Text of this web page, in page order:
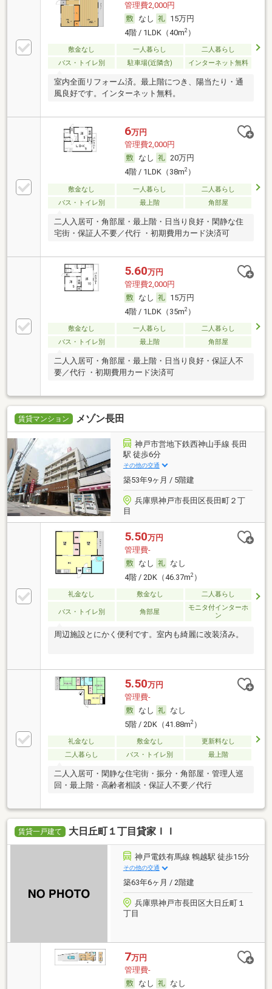
管理費2,000円
なし
15万円
4階 / 1LDK（40m2）
敷金なし 一人暮らし
二人暮らし
バス・トイレ別
駐車場(近隣含) インターネット無料
室内全面リフォーム済。最上階につき、陽当たり・通
風良好です。インターネット無料。
6万円
管理費2,000円
なし
20万円
4階 / 1LDK（38m2）
敷金なし 一人暮らし
二人暮らし
バス・トイレ別
最上階 角部屋
二人入居可・角部屋・最上階・日当り良好・閑静な住
宅街・保証人不要／代行 ・初期費用カード決済可
5.60万円
管理費2,000円
なし
15万円
4階 / 1LDK（35m2）
敷金なし 一人暮らし
二人暮らし
バス・トイレ別
最上階 角部屋
二人入居可・角部屋・最上階・日当り良好・保証人不
要／代行 ・初期費用カード決済可
賃貸マンション メゾン長田
神戸市営地下鉄西神山手線 長田
駅 徒歩6分
その他の交通
築53年9ヶ月 / 5階建
兵庫県神戸市長田区長田町２丁
目
5.50万円
管理費-
なし
なし
4階 / 2DK（46.37m2）
礼金なし 敷金なし 二人暮らし
バス・トイレ別 角部屋
モニタ付インターホ
ン
周辺施設とにかく便利です。室内も綺麗に改装済み。
5.50万円
管理費-
なし
なし
5階 / 2DK（41.88m2）
礼金なし 敷金なし
更新料なし
二人暮らし
バス・トイレ別 最上階
二人入居可・閑静な住宅街・振分・角部屋・管理人巡
回・最上階・高齢者相談・保証人不要／代行
賃貸一戸建て 大日丘町１丁目貸家ＩＩ
神戸電鉄有馬線 鵯越駅 徒歩15分
その他の交通
築63年6ヶ月 / 2階建
兵庫県神戸市長田区大日丘町１
丁目
7万円
管理費-
なし
なし